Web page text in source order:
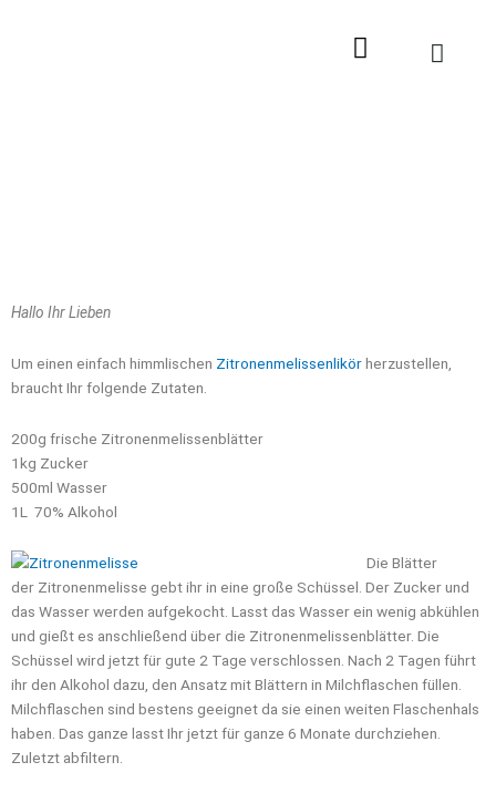
Hallo Ihr Lieben
Um einen einfach himmlischen Zitronenmelissenlikörherzustellen,
braucht Ihr folgende Zutaten.
200g frische Zitronenmelissenblätter
1kg Zucker
500ml Wasser
1L 70% Alkohol
Die Blätter
der Zitronenmelisse gebt ihr in eine große Schüssel. Der Zucker und
das Wasser werden aufgekocht. Lasst das Wasser ein wenig abkühlen
und gießt es anschließend über die Zitronenmelissenblätter. Die
Schüssel wird jetzt für gute 2 Tage verschlossen. Nach 2 Tagen führt
ihr den Alkohol dazu, den Ansatz mit Blättern in Milchflaschen füllen.
Milchflaschen sind bestens geeignet da sie einen weiten Flaschenhals
haben. Das ganze lasst Ihr jetzt für ganze 6 Monate durchziehen.
Zuletzt abfiltern.